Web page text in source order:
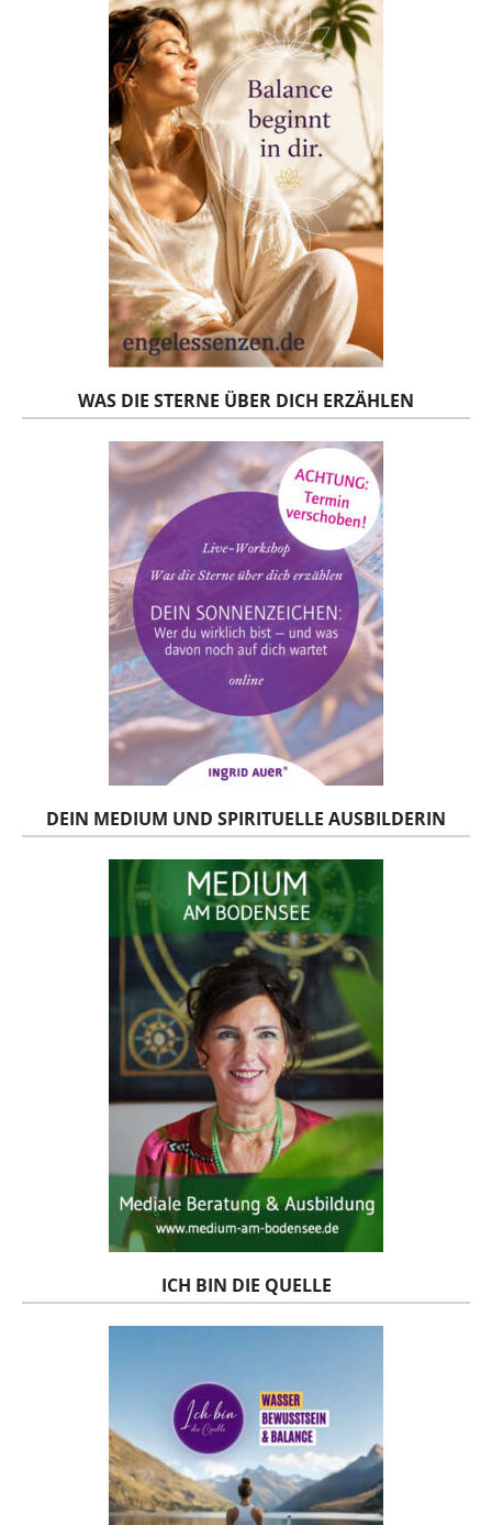
WAS DIE STERNE ÜBER DICH ERZÄHLEN
DEIN MEDIUM UND SPIRITUELLE AUSBILDERIN
ICH BIN DIE QUELLE